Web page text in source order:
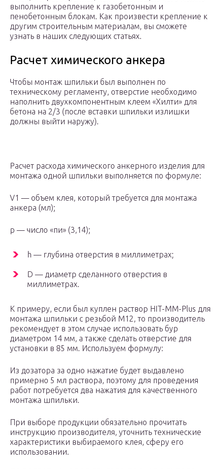
выполнить крепление к газобетонным и
пенобетонным блокам. Как произвести крепление к
другим строительным материалам, вы сможете
узнать в наших следующих статьях.
Расчет химического анкера
Чтобы монтаж шпильки был выполнен по
техническому регламенту, отверстие необходимо
наполнить двухкомпонентным клеем «Хилти» для
бетона на 2/3 (после вставки шпильки излишки
должны выйти наружу).
Расчет расхода химического анкерного изделия для
монтажа одной шпильки выполняется по формуле:
V1 — объем клея, который требуется для монтажа
анкера (мл);
p — число «пи» (3,14);
h — глубина отверстия в миллиметрах;
D — диаметр сделанного отверстия в
миллиметрах.
К примеру, если был куплен раствор HIT-MM-Plus для
монтажа шпильки с резьбой М12, то производитель
рекомендует в этом случае использовать бур
диаметром 14 мм, а также сделать отверстие для
установки в 85 мм. Используем формулу:
Из дозатора за одно нажатие будет выдавлено
примерно 5 мл раствора, поэтому для проведения
работ потребуется два нажатия для качественного
монтажа шпильки.
При выборе продукции обязательно прочитать
инструкцию производителя, уточнить технические
характеристики выбираемого клея, сферу его
использовании.